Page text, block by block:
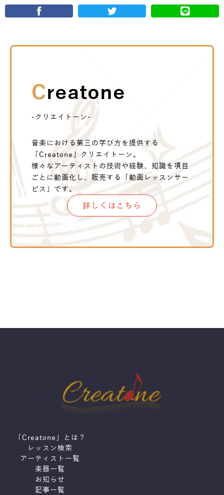
Creatone
-クリエイトーン-
音楽における第三の学び方を提供する
「Creatone」クリエイトーン。
様々なアーティストの技術や経験、知識を項目
ごとに動画化し、販売する「動画レッスンサー
ビス」です。
詳しくはこちら
「Creatone」とは？
レッスン検索
アーティスト一覧
楽器一覧
お知らせ
記事一覧